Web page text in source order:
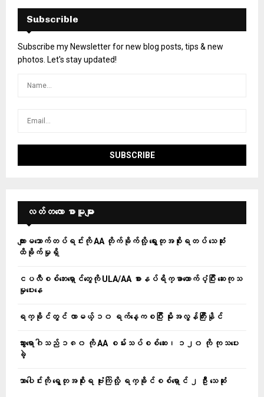
Subscrible
Subscribe my Newsletter for new blog posts, tips & new
photos. Let's stay updated!
လတ်တ‌လော စာမူများ
ကျားမသောက်တပ်ရင်းကို AA တိုက်ခိုက်လို့ ရွေးတုအစိုးရတပ် သေဆုံး
ထိခိုက်မှုရှိ
ငပလီစစ်ဘေးရှောင်တွေကို ULA/AA စားနပ်ရိက္ခာထောက်ပံ့ပြီး ဆေးကုသ
မှုပေးနေ
ရက္ခိုင်တွင် လာမယ့် ၁၀ ရက်နေ့ကစပြီး မိုးအလွန်ကြီးနိုင်
သွားရောဂါသည် ၁၈၀ ကို AA စမ်းသပ်စစ်ဆေး၊ ၁၂၀ ကို ကုသပေး
ခဲ့
သာပေါင်းကို ရွေတုအစိုးရ ဗုံးကြဲလို့ ရက္ခိုင်စစ်ရှောင် ၂ ဦး သေဆုံး